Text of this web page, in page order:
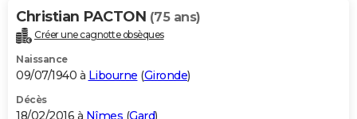
Christian PACTON (75 ans)
Créer une cagnotte obsèques
Naissance
09/07/1940 à Libourne (Gironde)
Décès
18/02/2016 à Nîmes (Gard)